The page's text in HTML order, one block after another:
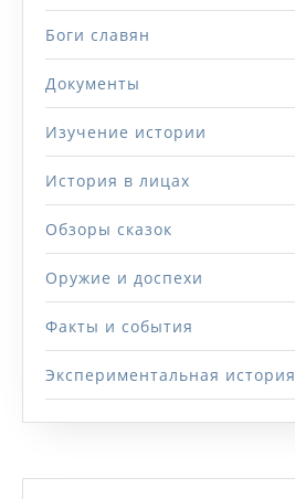
Боги славян
Документы
Изучение истории
История в лицах
Обзоры сказок
Оружие и доспехи
Факты и события
Экспериментальная история